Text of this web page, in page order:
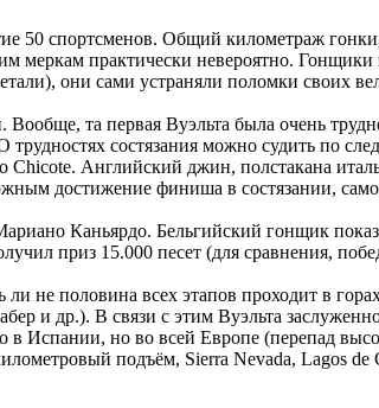
спортсменов. Общий километраж
практически невероятно.
они сами устраняли поломки своих
та первая Вуэльта была очень
состязания можно судить по
Английский джин, полстакана
достижение финиша в состязании,
Каньярдо. Бельгийский гонщик
приз 15.000 песет (для сравнения,
не половина всех этапов проходит в
и др.). В связи с этим Вуэльта
Испании, но во всей Европе (перепад
подъём, Sierra Nevada, Lagos de